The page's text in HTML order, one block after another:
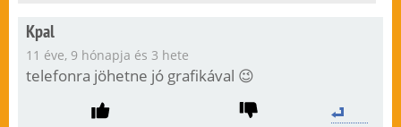
Kpal
11 éve, 9 hónapja és 3 hete
telefonra jöhetne jó grafikával 😉